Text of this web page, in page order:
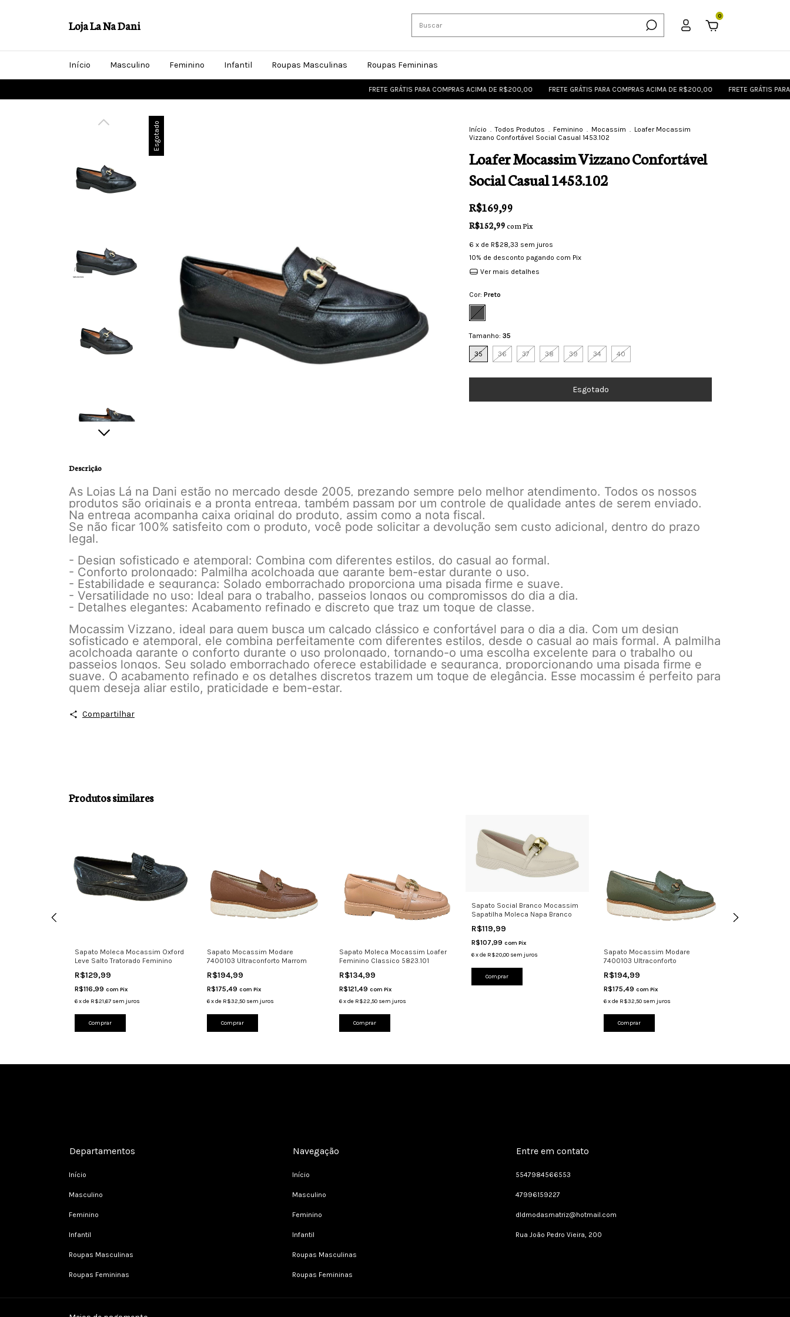
Loja La Na Dani
0
Início Masculino Feminino Infantil Roupas Masculinas Roupas Femininas
FRETE GRÁTIS PARA COMPRAS ACIMA DE R$200,00 FRETE GRÁTIS PARA COMPRAS ACIMA DE R$200,00 FRETE GRÁTIS PARA
Esgotado Início . Todos Produtos . Feminino . Mocassim . Loafer Mocassim
Vizzano Confortável Social Casual 1453.102
Loafer Mocassim Vizzano Confortável
Social Casual 1453.102
R$169,99
R$152,99comPix
6 x de R$28,33 sem juros
10% de desconto pagando com Pix
Ver mais detalhes
Cor: Preto
Tamanho: 35
35 36 37 38 39 34 40
Descrição
As Lojas Lá na Dani estão no mercado desde 2005, prezando sempre pelo melhor atendimento. Todos os nossos
produtos são originais e a pronta entrega, também passam por um controle de qualidade antes de serem enviado.
Na entrega acompanha caixa original do produto, assim como a nota fiscal.
Se não ficar 100% satisfeito com o produto, você pode solicitar a devolução sem custo adicional, dentro do prazo
legal.
- Design sofisticado e atemporal: Combina com diferentes estilos, do casual ao formal.
- Conforto prolongado: Palmilha acolchoada que garante bem-estar durante o uso.
- Estabilidade e segurança: Solado emborrachado proporciona uma pisada firme e suave.
- Versatilidade no uso: Ideal para o trabalho, passeios longos ou compromissos do dia a dia.
- Detalhes elegantes: Acabamento refinado e discreto que traz um toque de classe.
Mocassim Vizzano, ideal para quem busca um calçado clássico e confortável para o dia a dia. Com um design
sofisticado e atemporal, ele combina perfeitamente com diferentes estilos, desde o casual ao mais formal. A palmilha
acolchoada garante o conforto durante o uso prolongado, tornando-o uma escolha excelente para o trabalho ou
passeios longos. Seu solado emborrachado oferece estabilidade e segurança, proporcionando uma pisada firme e
suave. O acabamento refinado e os detalhes discretos trazem um toque de elegância. Esse mocassim é perfeito para
quem deseja aliar estilo, praticidade e bem-estar.
Compartilhar
Produtos similares
Sapato Moleca Mocassim Oxford
Leve Salto Tratorado Feminino
R$129,99
R$116,99 com Pix
6xde R$21,67 sem juros
Comprar
Sapato Mocassim Modare
7400103 Ultraconforto Marrom
R$194,99
R$175,49 com Pix
6xde R$32,50 sem juros
Comprar
Sapato Moleca Mocassim Loafer
Feminino Classico 5823.101
R$134,99
R$121,49 com Pix
6xde R$22,50 sem juros
Comprar
Sapato Social Branco Mocassim
Sapatilha Moleca Napa Branco
R$119,99
R$107,99 com Pix
6xde R$20,00 sem juros
Comprar
Sapato Mocassim Modare
7400103 Ultraconforto
R$194,99
R$175,49 com Pix
6xde R$32,50 sem juros
Comprar
Departamentos
Início
Masculino
Feminino
Infantil
Roupas Masculinas
Roupas Femininas
Navegação
Início
Masculino
Feminino
Infantil
Roupas Masculinas
Roupas Femininas
Entre em contato
5547984566553
47996159227
dldmodasmatriz@hotmail.com
Rua João Pedro Vieira, 200